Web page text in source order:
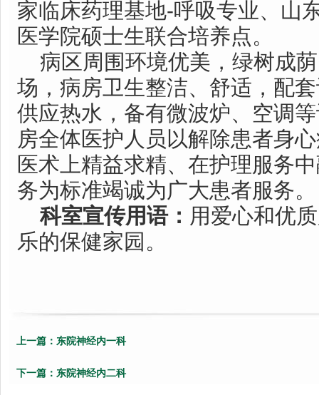
家临床药理基地-呼吸专业、山
医学院硕士生联合培养点。
病区周围环境优美，绿树成
场，病房卫生整洁、舒适，配
供应热水，备有微波炉、空调
房全体医护人员以解除患者身
医术上精益求精、在护理服务
务为标准竭诚为广大患者服务。
科室宣传用语： 用爱心和优
乐的保健家园。
上一篇： 东院神经内一科
下一篇： 东院神经内二科